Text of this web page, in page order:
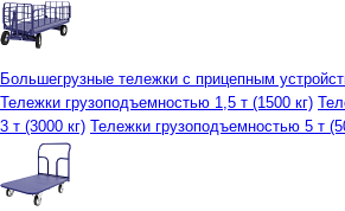
Большегрузные тележки с прицепным
Тележки грузоподъемностью 1,5 т (1500 кг)
3 т (3000 кг) Тележки грузоподъемностью 5 т